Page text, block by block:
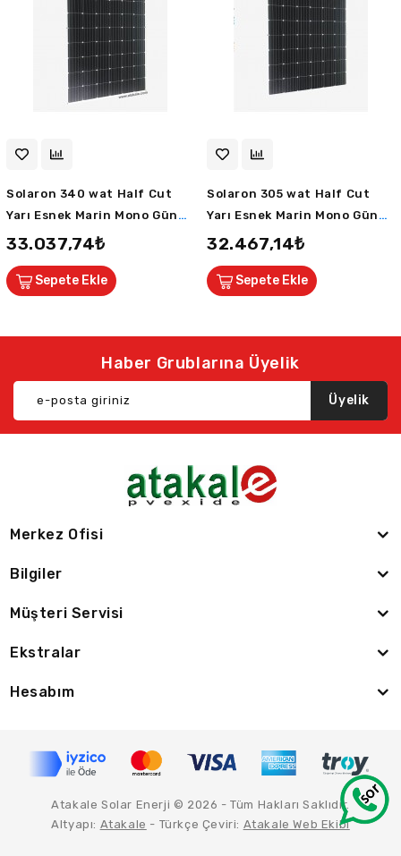
Solaron 340 wat Half Cut
Yarı Esnek Marin Mono Güneş
Paneli ETFE 5BB 60 Hücreli
33.037,74₺
Sepete Ekle
Solaron 305 wat Half Cut
Yarı Esnek Marin Mono Güneş
Paneli ETFE 5BB 54 Hücreli
32.467,14₺
Sepete Ekle
Haber Grublarına Üyelik
Üyelik
Merkez Ofisi
Bilgiler
Müşteri Servisi
Ekstralar
Hesabım
Atakale Solar Enerji © 2026 - Tüm Hakları Saklıdır.
Altyapı: Atakale - Türkçe Çeviri: Atakale Web Ekibi